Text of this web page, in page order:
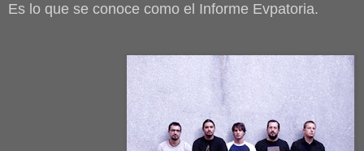
Es lo que se conoce como el Informe Evpatoria.